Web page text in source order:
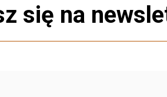
się na